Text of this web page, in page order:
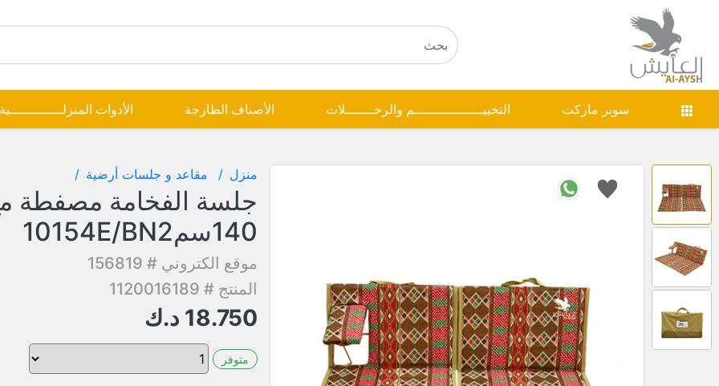
سوبر ماركت التخييـــــــــــــــــم والرحـــــــلات الأصناف الطازجة الأدوات المنزلـــــــــــــية
منزل مقاعد و جلسات أرضية
جلسة الفخامة مصفطة
140سم10154E/BN2
موقع الكتروني # 156819
المنتج # 1120016189
18.750 د.ك
متوفر